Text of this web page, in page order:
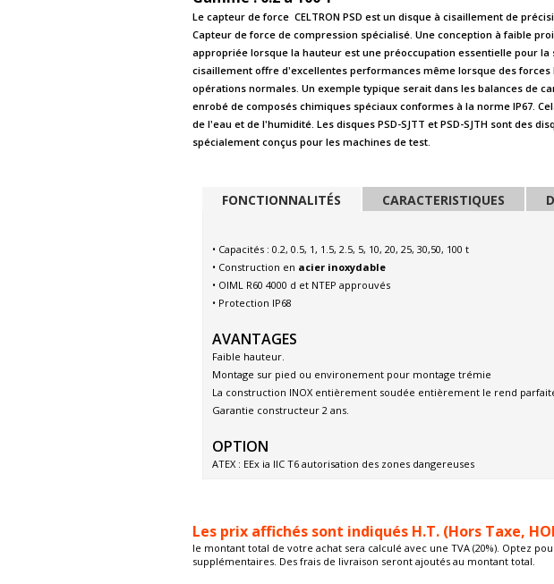
Le capteur de force CELTRON PSD est un disque à cisaillement de
Capteur de force de compression spécialisé. Une conception à faible
appropriée lorsque la hauteur est une préoccupation essentielle pour la
cisaillement offre d'excellentes performances même lorsque des
opérations normales. Un exemple typique serait dans les balances de
enrobé de composés chimiques spéciaux conformes à la norme IP67.
de l'eau et de l'humidité. Les disques PSD-SJTT et PSD-SJTH sont des
spécialement conçus pour les machines de test.
FONCTIONNALITÉS CARACTERISTIQUES
• Capacités : 0.2, 0.5, 1, 1.5, 2.5, 5, 10, 20, 25, 30,50, 100 t
• Construction en acier inoxydable
• OIML R60 4000 d et NTEP approuvés
• Protection IP68
AVANTAGES
Faible hauteur.
Montage sur pied ou environement pour montage trémie
La construction INOX entièrement soudée entièrement le rend
Garantie constructeur 2 ans.
OPTION
ATEX : EEx ia IIC T6 autorisation des zones dangereuses
• Trémie
• Plateforme de pesage, pese palette ...
HOMOLOGATION
Les prix affichés sont indiqués H.T. (Hors Taxe,
le montant total de votre achat sera calculé avec une TVA (20%). Optez
supplémentaires. Des frais de livraison seront ajoutés au montant total.